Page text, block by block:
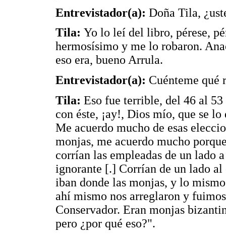
Entrevistador(a): Doña Tila,
Tila: Yo lo leí del libro, pérese,
hermosísimo y me lo robaron.
eso era, bueno Arrula.
Entrevistador(a): Cuénteme qué
Tila: Eso fue terrible, del 46 al
con éste, ¡ay!, Dios mío, que se
Me acuerdo mucho de esas
monjas, me acuerdo mucho
corrían las empleadas de un lado
ignorante [.] Corrían de un lado al
iban donde las monjas, y lo
ahí mismo nos arreglaron y
Conservador. Eran monjas
pero ¿por qué eso?".